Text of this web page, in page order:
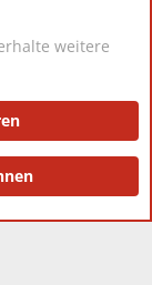
Ltd.
weitere